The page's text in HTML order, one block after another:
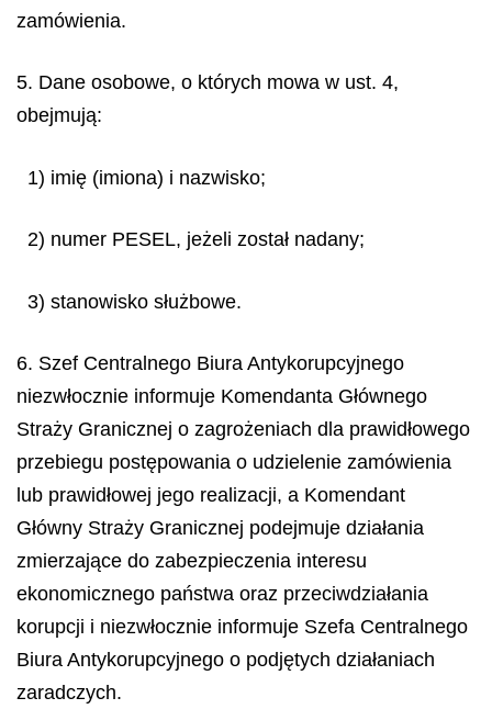
zamówienia.
5. Dane osobowe, o których mowa w ust. 4,
obejmują:
1) imię (imiona) i nazwisko;
2) numer PESEL, jeżeli został nadany;
3) stanowisko służbowe.
6. Szef Centralnego Biura Antykorupcyjnego
niezwłocznie informuje Komendanta Głównego
Straży Granicznej o zagrożeniach dla prawidłowego
przebiegu postępowania o udzielenie zamówienia
lub prawidłowej jego realizacji, a Komendant
Główny Straży Granicznej podejmuje działania
zmierzające do zabezpieczenia interesu
ekonomicznego państwa oraz przeciwdziałania
korupcji i niezwłocznie informuje Szefa Centralnego
Biura Antykorupcyjnego o podjętych działaniach
zaradczych.